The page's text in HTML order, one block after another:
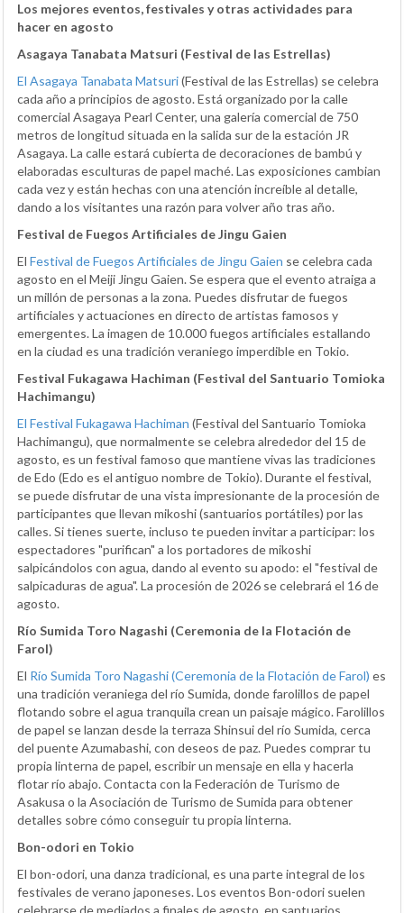
Los mejores eventos, festivales y otras actividades para
hacer en agosto
Asagaya Tanabata Matsuri (Festival de las Estrellas)
El Asagaya Tanabata Matsuri(Festival de las Estrellas) se celebra
cada año a principios de agosto. Está organizado por la calle
comercial Asagaya Pearl Center, una galería comercial de 750
metros de longitud situada en la salida sur de la estación JR
Asagaya. La calle estará cubierta de decoraciones de bambú y
elaboradas esculturas de papel maché. Las exposiciones cambian
cada vez y están hechas con una atención increíble al detalle,
dando a los visitantes una razón para volver año tras año.
Festival de Fuegos Artificiales de Jingu Gaien
El Festival de Fuegos Artificiales de Jingu Gaien se celebra cada
agosto en el Meiji Jingu Gaien. Se espera que el evento atraiga a
un millón de personas a la zona. Puedes disfrutar de fuegos
artificiales y actuaciones en directo de artistas famosos y
emergentes. La imagen de 10.000 fuegos artificiales estallando
en la ciudad es una tradición veraniego imperdible en Tokio.
Festival Fukagawa Hachiman (Festival del Santuario Tomioka
Hachimangu)
El Festival Fukagawa Hachiman (Festival del Santuario Tomioka
Hachimangu), que normalmente se celebra alrededor del 15 de
agosto, es un festival famoso que mantiene vivas las tradiciones
de Edo (Edo es el antiguo nombre de Tokio). Durante el festival,
se puede disfrutar de una vista impresionante de la procesión de
participantes que llevan mikoshi (santuarios portátiles) por las
calles. Si tienes suerte, incluso te pueden invitar a participar: los
espectadores "purifican" a los portadores de mikoshi
salpicándolos con agua, dando al evento su apodo: el "festival de
salpicaduras de agua". La procesión de 2026 se celebrará el 16 de
agosto.
Río Sumida Toro Nagashi (Ceremonia de la Flotación de
Farol)
El Río Sumida Toro Nagashi (Ceremonia de la Flotación de Farol) es
una tradición veraniega del río Sumida, donde farolillos de papel
flotando sobre el agua tranquila crean un paisaje mágico. Farolillos
de papel se lanzan desde la terraza Shinsui del río Sumida, cerca
del puente Azumabashi, con deseos de paz. Puedes comprar tu
propia linterna de papel, escribir un mensaje en ella y hacerla
flotar río abajo. Contacta con la Federación de Turismo de
Asakusa o la Asociación de Turismo de Sumida para obtener
detalles sobre cómo conseguir tu propia linterna.
Bon-odori en Tokio
El bon-odori, una danza tradicional, es una parte integral de los
festivales de verano japoneses. Los eventos Bon-odori suelen